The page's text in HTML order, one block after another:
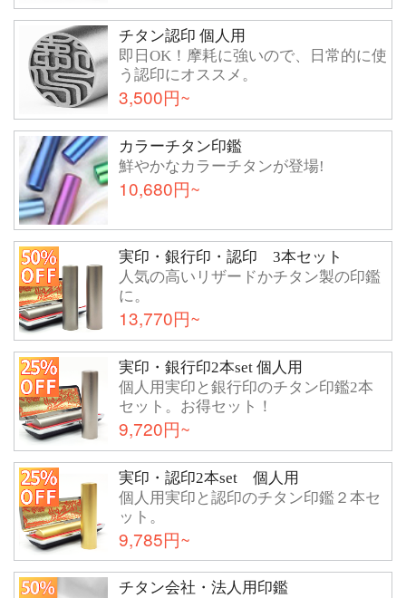
チタン認印 個人用
即日OK！摩耗に強いので、日常的に使
う認印にオススメ。
3,500円~
カラーチタン印鑑
鮮やかなカラーチタンが登場!
10,680円~
実印・銀行印・認印 3本セット
人気の高いリザードかチタン製の印鑑
に。
13,770円~
実印・銀行印2本set 個人用
個人用実印と銀行印のチタン印鑑2本
セット。お得セット！
9,720円~
実印・認印2本set 個人用
個人用実印と認印のチタン印鑑２本セ
ット。
9,785円~
チタン会社・法人用印鑑